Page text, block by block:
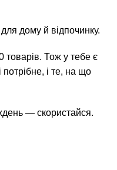
дому й відпочинку.
товарів. Тож у тебе є
і те, на що
— скористайся.